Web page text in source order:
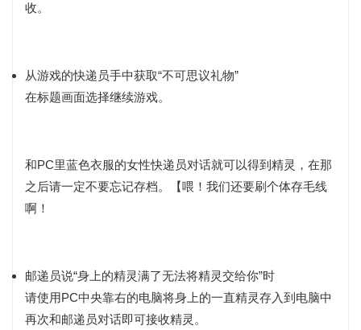
收。
从游戏的快递员手中获取“不可思议礼物”
在标题画面选择继续游戏。
和PC里蓝色衣服的女性快递员对话就可以得到精灵，在那
之后请一定不要忘记存档。【喂！我们还要刷个体存毛线
啊！
邮递员说“身上的精灵满了无法将精灵交给你”时
请使用PC中央靠右的电脑将身上的一直精灵存入到电脑中
再次和邮递员对话即可接收精灵。